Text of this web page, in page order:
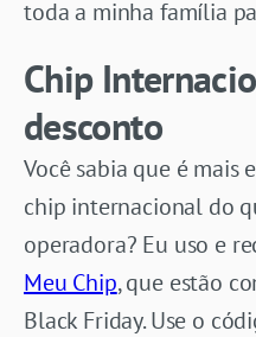
toda a minha família
Chip
desconto
Você sabia que é mais
chip internacional do
operadora? Eu uso e
Meu Chip, que estão
Black Friday. Use o